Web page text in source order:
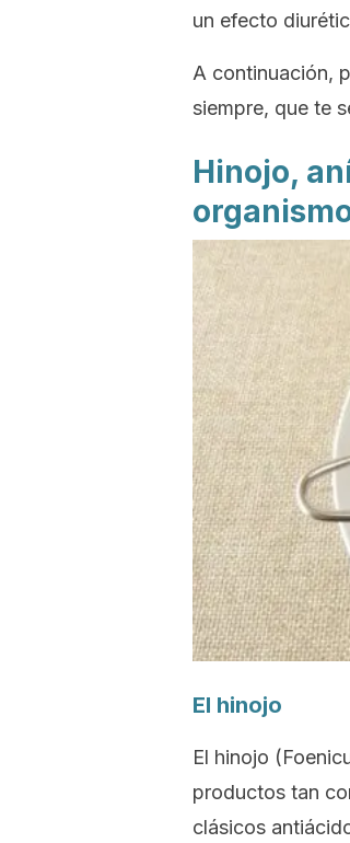
un efecto
A continuación,
siempre, que te
Hinojo,
El hinojo
El hinojo
productos tan
clásicos